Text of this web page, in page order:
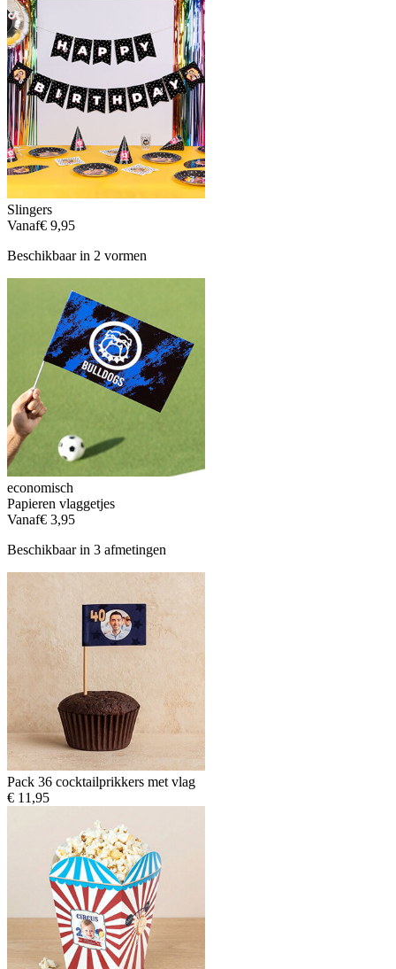
Slingers
Vanaf€ 9,95
Beschikbaar in 2 vormen
economisch
Papieren vlaggetjes
Vanaf€ 3,95
Beschikbaar in 3 afmetingen
Pack 36 cocktailprikkers met vlag
€ 11,95